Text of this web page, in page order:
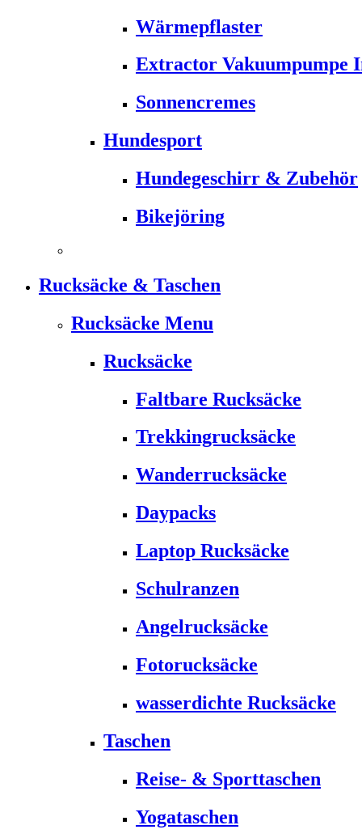
Wärmepflaster
Extractor Vakuumpumpe
Sonnencremes
Hundesport
Hundegeschirr & Zubehör
Bikejöring
Rucksäcke & Taschen
Rucksäcke Menu
Rucksäcke
Faltbare Rucksäcke
Trekkingrucksäcke
Wanderrucksäcke
Daypacks
Laptop Rucksäcke
Schulranzen
Angelrucksäcke
Fotorucksäcke
wasserdichte Rucksäcke
Taschen
Reise- & Sporttaschen
Yogataschen